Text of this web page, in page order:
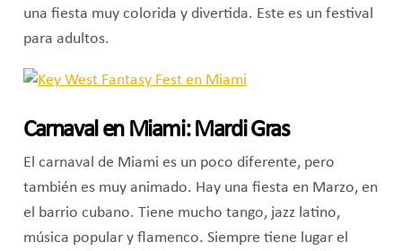
una fiesta muy colorida y divertida. Este es un festival
para adultos.
Carnaval en Miami: Mardi Gras
El carnaval de Miami es un poco diferente, pero
también es muy animado. Hay una fiesta en Marzo, en
el barrio cubano. Tiene mucho tango, jazz latino,
música popular y flamenco. Siempre tiene lugar el